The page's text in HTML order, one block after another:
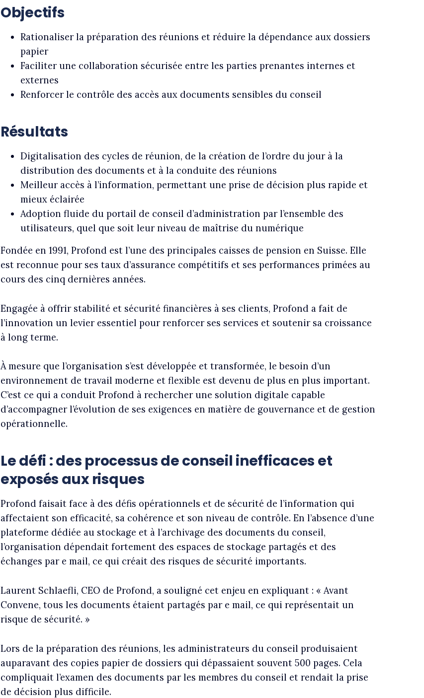
Objectifs
Rationaliser la préparation des réunions et réduire la dépendance aux dossiers
papier
Faciliter une collaboration sécurisée entre les parties prenantes internes et
externes
Renforcer le contrôle des accès aux documents sensibles du conseil
Résultats
Digitalisation des cycles de réunion, de la création de l’ordre du jour à la
distribution des documents et à la conduite des réunions
Meilleur accès à l’information, permettant une prise de décision plus rapide et
mieux éclairée
Adoption fluide du portail de conseil d’administration par l’ensemble des
utilisateurs, quel que soit leur niveau de maîtrise du numérique
Fondée en 1991, Profond est l’une des principales caisses de pension en Suisse. Elle
est reconnue pour ses taux d’assurance compétitifs et ses performances primées au
cours des cinq dernières années.
Engagée à offrir stabilité et sécurité financières à ses clients, Profond a fait de
l’innovation un levier essentiel pour renforcer ses services et soutenir sa croissance
à long terme.
À mesure que l’organisation s’est développée et transformée, le besoin d’un
environnement de travail moderne et flexible est devenu de plus en plus important.
C’est ce qui a conduit Profond à rechercher une solution digitale capable
d’accompagner l’évolution de ses exigences en matière de gouvernance et de gestion
opérationnelle.
Le défi : des processus de conseil inefficaces et
exposés aux risques
Profond faisait face à des défis opérationnels et de sécurité de l’information qui
affectaient son efficacité, sa cohérence et son niveau de contrôle. En l’absence d’une
plateforme dédiée au stockage et à l’archivage des documents du conseil,
l’organisation dépendait fortement des espaces de stockage partagés et des
échanges par e mail, ce qui créait des risques de sécurité importants.
Laurent Schlaefli, CEO de Profond, a souligné cet enjeu en expliquant : « Avant
Convene, tous les documents étaient partagés par e mail, ce qui représentait un
risque de sécurité. »
Lors de la préparation des réunions, les administrateurs du conseil produisaient
auparavant des copies papier de dossiers qui dépassaient souvent 500 pages. Cela
compliquait l’examen des documents par les membres du conseil et rendait la prise
de décision plus difficile.